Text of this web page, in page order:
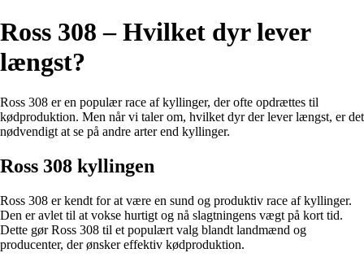
Ross 308 – Hvilket dyr lever
længst?
Ross 308 er en populær race af kyllinger, der ofte opdrættes til
kødproduktion. Men når vi taler om, hvilket dyr der lever længst, er det
nødvendigt at se på andre arter end kyllinger.
Ross 308 kyllingen
Ross 308 er kendt for at være en sund og produktiv race af kyllinger.
Den er avlet til at vokse hurtigt og nå slagtningens vægt på kort tid.
Dette gør Ross 308 til et populært valg blandt landmænd og
producenter, der ønsker effektiv kødproduktion.